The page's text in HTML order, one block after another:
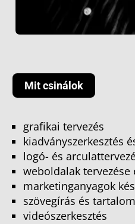
Mit csinálok
grafikai tervezés
kiadványszerkesztés
logó- és
weboldalak tervezése
marketinganyagok
szövegírás és
videószerkesztés